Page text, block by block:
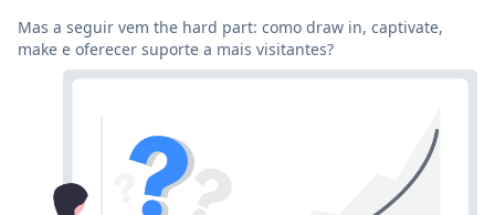
Mas a seguir vem the hard part: como draw in, captivate,
make e oferecer suporte a mais visitantes?